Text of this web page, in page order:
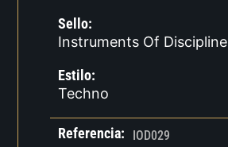
Sello:
Instruments Of Discipline
Estilo:
Techno
Referencia: IOD029